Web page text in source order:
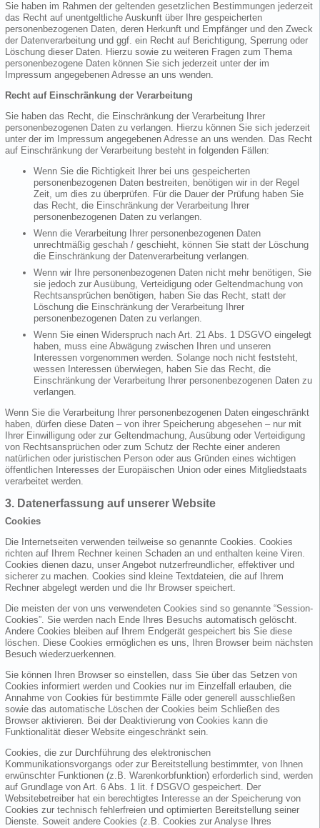
Sie haben im Rahmen der geltenden gesetzlichen Bestimmungen jederzeit
das Recht auf unentgeltliche Auskunft über Ihre gespeicherten
personenbezogenen Daten, deren Herkunft und Empfänger und den Zweck
der Datenverarbeitung und ggf. ein Recht auf Berichtigung, Sperrung oder
Löschung dieser Daten. Hierzu sowie zu weiteren Fragen zum Thema
personenbezogene Daten können Sie sich jederzeit unter der im
Impressum angegebenen Adresse an uns wenden.
Recht auf Einschränkung der Verarbeitung
Sie haben das Recht, die Einschränkung der Verarbeitung Ihrer
personenbezogenen Daten zu verlangen. Hierzu können Sie sich jederzeit
unter der im Impressum angegebenen Adresse an uns wenden. Das Recht
auf Einschränkung der Verarbeitung besteht in folgenden Fällen:
Wenn Sie die Richtigkeit Ihrer bei uns gespeicherten
personenbezogenen Daten bestreiten, benötigen wir in der Regel
Zeit, um dies zu überprüfen. Für die Dauer der Prüfung haben Sie
das Recht, die Einschränkung der Verarbeitung Ihrer
personenbezogenen Daten zu verlangen.
Wenn die Verarbeitung Ihrer personenbezogenen Daten
unrechtmäßig geschah / geschieht, können Sie statt der Löschung
die Einschränkung der Datenverarbeitung verlangen.
Wenn wir Ihre personenbezogenen Daten nicht mehr benötigen, Sie
sie jedoch zur Ausübung, Verteidigung oder Geltendmachung von
Rechtsansprüchen benötigen, haben Sie das Recht, statt der
Löschung die Einschränkung der Verarbeitung Ihrer
personenbezogenen Daten zu verlangen.
Wenn Sie einen Widerspruch nach Art. 21 Abs. 1 DSGVO eingelegt
haben, muss eine Abwägung zwischen Ihren und unseren
Interessen vorgenommen werden. Solange noch nicht feststeht,
wessen Interessen überwiegen, haben Sie das Recht, die
Einschränkung der Verarbeitung Ihrer personenbezogenen Daten zu
verlangen.
Wenn Sie die Verarbeitung Ihrer personenbezogenen Daten eingeschränkt
haben, dürfen diese Daten – von ihrer Speicherung abgesehen – nur mit
Ihrer Einwilligung oder zur Geltendmachung, Ausübung oder Verteidigung
von Rechtsansprüchen oder zum Schutz der Rechte einer anderen
natürlichen oder juristischen Person oder aus Gründen eines wichtigen
öffentlichen Interesses der Europäischen Union oder eines Mitgliedstaats
verarbeitet werden.
3. Datenerfassung auf unserer Website
Cookies
Die Internetseiten verwenden teilweise so genannte Cookies. Cookies
richten auf Ihrem Rechner keinen Schaden an und enthalten keine Viren.
Cookies dienen dazu, unser Angebot nutzerfreundlicher, effektiver und
sicherer zu machen. Cookies sind kleine Textdateien, die auf Ihrem
Rechner abgelegt werden und die Ihr Browser speichert.
Die meisten der von uns verwendeten Cookies sind so genannte “Session-
Cookies”. Sie werden nach Ende Ihres Besuchs automatisch gelöscht.
Andere Cookies bleiben auf Ihrem Endgerät gespeichert bis Sie diese
löschen. Diese Cookies ermöglichen es uns, Ihren Browser beim nächsten
Besuch wiederzuerkennen.
Sie können Ihren Browser so einstellen, dass Sie über das Setzen von
Cookies informiert werden und Cookies nur im Einzelfall erlauben, die
Annahme von Cookies für bestimmte Fälle oder generell ausschließen
sowie das automatische Löschen der Cookies beim Schließen des
Browser aktivieren. Bei der Deaktivierung von Cookies kann die
Funktionalität dieser Website eingeschränkt sein.
Cookies, die zur Durchführung des elektronischen
Kommunikationsvorgangs oder zur Bereitstellung bestimmter, von Ihnen
erwünschter Funktionen (z.B. Warenkorbfunktion) erforderlich sind, werden
auf Grundlage von Art. 6 Abs. 1 lit. f DSGVO gespeichert. Der
Websitebetreiber hat ein berechtigtes Interesse an der Speicherung von
Cookies zur technisch fehlerfreien und optimierten Bereitstellung seiner
Dienste. Soweit andere Cookies (z.B. Cookies zur Analyse Ihres